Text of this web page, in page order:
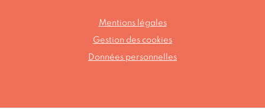
Mentions légales
Gestion des cookies
Données personnelles